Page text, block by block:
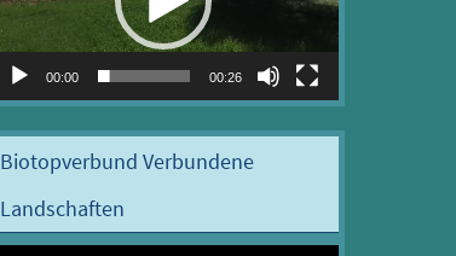
00:00 00:26
Biotopverbund Verbundene
Landschaften